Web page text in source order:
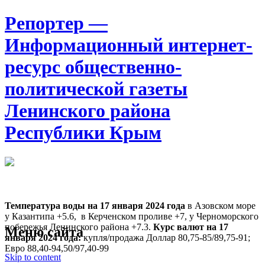
Репортер —
Информационный интернет-
ресурс общественно-
политической газеты
Ленинского района
Республики Крым
Температура воды на 17 января 2024 года в Азовском море
у Казантипа +5.6, в Керченском проливе +7, у Черноморского
побережья Ленинского района +7.3. Курс валют на 17
января 2024 года:купля/продажа Доллар 80,75-85/89,75-91;
Евро 88,40-94,50/97,40-99
Меню сайта
Skip to content